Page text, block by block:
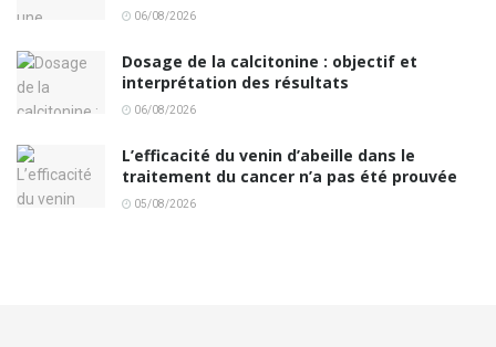
06/08/2026
Dosage de la calcitonine : objectif et
interprétation des résultats
06/08/2026
L’efficacité du venin d’abeille dans le
traitement du cancer n’a pas été prouvée
05/08/2026